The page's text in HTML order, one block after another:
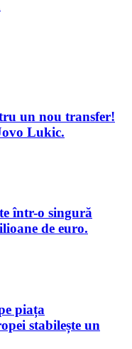
un nou transfer!
Lukic.
într-o singură
de euro.
piața
stabilește un